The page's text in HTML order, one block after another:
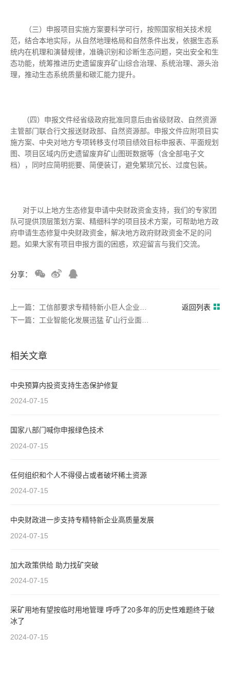
（三）申报项目实施方案要科学可行，按照国家相关技术规
范，结合本地实际，从自然地理格局和自然条件出发，依据生态系
统内在机理和演替规律，准确识别和诊断生态问题，突出安全和生
态功能，统筹推进历史遗留废弃矿山综合治理、系统治理、源头治
理，推动生态系统质量和碳汇能力提升。
（四）申报文件经省级政府批准同意后由省级财政、自然资源
主管部门联合行文报送财政部、自然资源部。申报文件应附项目实
施方案、中央对地方专项转移支付项目绩效目标申报表、平面规划
图、项目区域内历史遗留废弃矿山图斑数据等（含全部电子文
档），同时应简明扼要、简便装订，避免繁琐冗长、过度包装。
对于以上地方生态修复申请中央财政资金支持，我们的专家团
队可提供顶层策划方案、精细科学的项目技术方案，可帮助地方政
府申请生态修复中央财政资金，解决地方政府财政资金不足的问
题。如果大家有项目申报方面的困惑，欢迎留言与我们交流。
分享：
返回列表
相关文章
中央预算内投资支持生态保护修复
2024-07-15
国家八部门喊你申报绿色技术
2024-07-15
任何组织和个人不得侵占或者破坏稀土资源
2024-07-15
中央财政进一步支持专精特新企业高质量发展
2024-07-15
加大政策供给 助力找矿突破
2024-07-15
采矿用地有望按临时用地管理 呼呼了20多年的历史性难题终于破
冰了
2024-07-15